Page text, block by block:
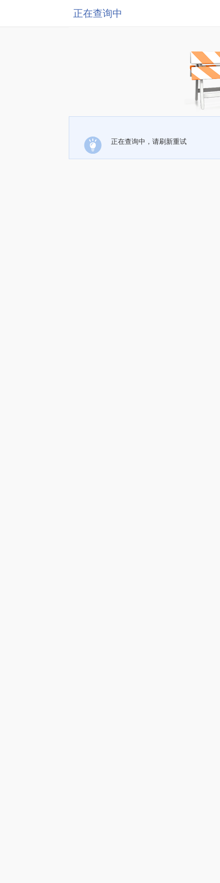
正在查询中
正在查询中，请刷新重试